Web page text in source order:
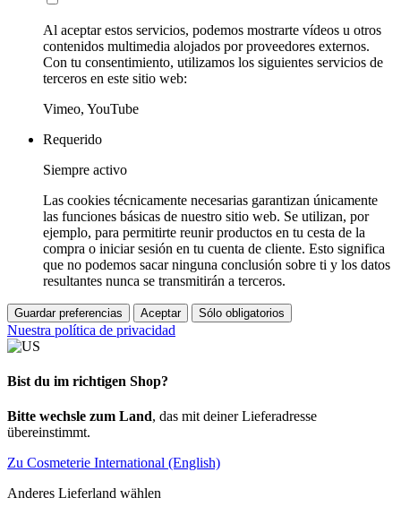
Al aceptar estos servicios, podemos mostrarte vídeos u otros
contenidos multimedia alojados por proveedores externos.
Con tu consentimiento, utilizamos los siguientes servicios de
terceros en este sitio web:
Vimeo, YouTube
Requerido
Siempre activo
Las cookies técnicamente necesarias garantizan únicamente
las funciones básicas de nuestro sitio web. Se utilizan, por
ejemplo, para permitirte reunir productos en tu cesta de la
compra o iniciar sesión en tu cuenta de cliente. Esto significa
que no podemos sacar ninguna conclusión sobre ti y los datos
resultantes nunca se transmitirán a terceros.
Guardar preferencias Aceptar Sólo obligatorios
Nuestra política de privacidad
Bist du im richtigen Shop?
Bitte wechsle zum Land, das mit deiner Lieferadresse
übereinstimmt.
Zu Cosmeterie International (English)
Anderes Lieferland wählen